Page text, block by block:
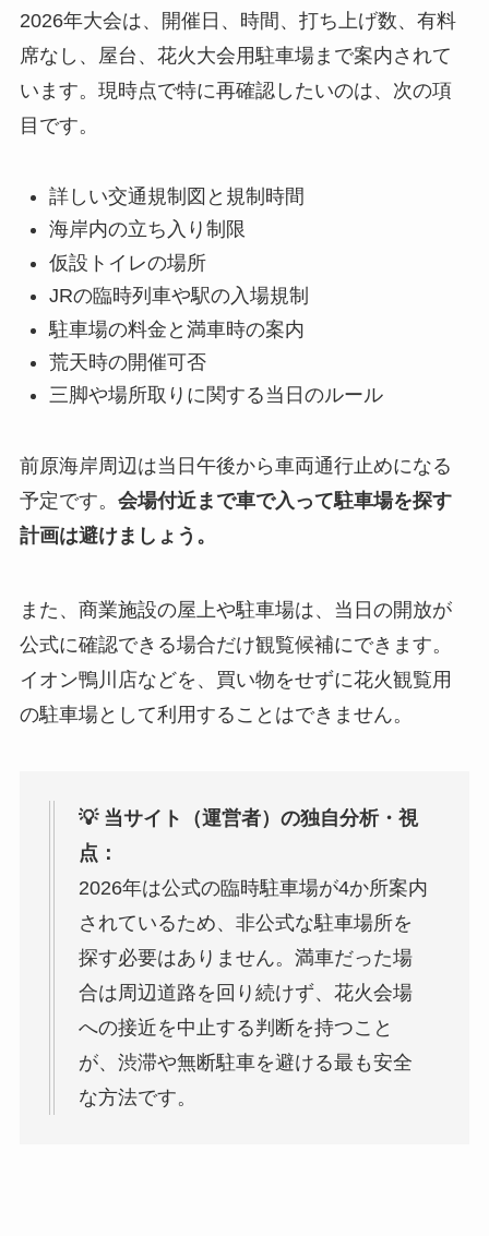
2026年大会は、開催日、時間、打ち上げ数、有料
席なし、屋台、花火大会用駐車場まで案内されて
います。現時点で特に再確認したいのは、次の項
目です。
詳しい交通規制図と規制時間
海岸内の立ち入り制限
仮設トイレの場所
JRの臨時列車や駅の入場規制
駐車場の料金と満車時の案内
荒天時の開催可否
三脚や場所取りに関する当日のルール
前原海岸周辺は当日午後から車両通行止めになる
予定です。 会場付近まで車で入って駐車場を探す
計画は避けましょう。
また、商業施設の屋上や駐車場は、当日の開放が
公式に確認できる場合だけ観覧候補にできます。
イオン鴨川店などを、買い物をせずに花火観覧用
の駐車場として利用することはできません。
💡 当サイト（運営者）の独自分析・視
点：
2026年は公式の臨時駐車場が4か所案内
されているため、非公式な駐車場所を
探す必要はありません。満車だった場
合は周辺道路を回り続けず、花火会場
への接近を中止する判断を持つこと
が、渋滞や無断駐車を避ける最も安全
な方法です。